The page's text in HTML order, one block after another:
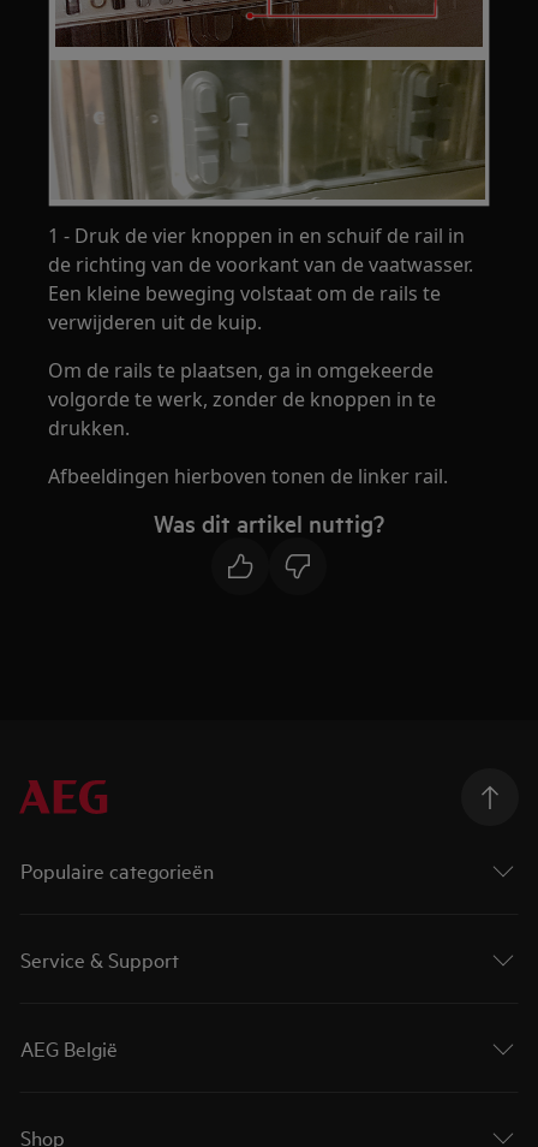
1 - Druk de vier knoppen in en schuif de rail in
de richting van de voorkant van de vaatwasser.
Een kleine beweging volstaat om de rails te
verwijderen uit de kuip.
Om de rails te plaatsen, ga in omgekeerde
volgorde te werk, zonder de knoppen in te
drukken.
Afbeeldingen hierboven tonen de linker rail.
Was dit artikel nuttig?
Populaire categorieën
Service & Support
AEG België
Shop